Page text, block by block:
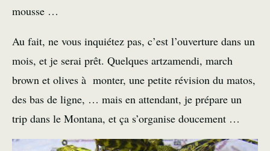
mousse …
Au fait, ne vous inquiétez pas, c’est l’ouverture dans un
mois, et je serai prêt. Quelques artzamendi, march
brown et olives à monter, une petite révision du matos,
des bas de ligne, … mais en attendant, je prépare un
trip dans le Montana, et ça s’organise doucement …